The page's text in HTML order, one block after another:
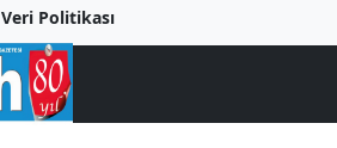
Veri Politikası